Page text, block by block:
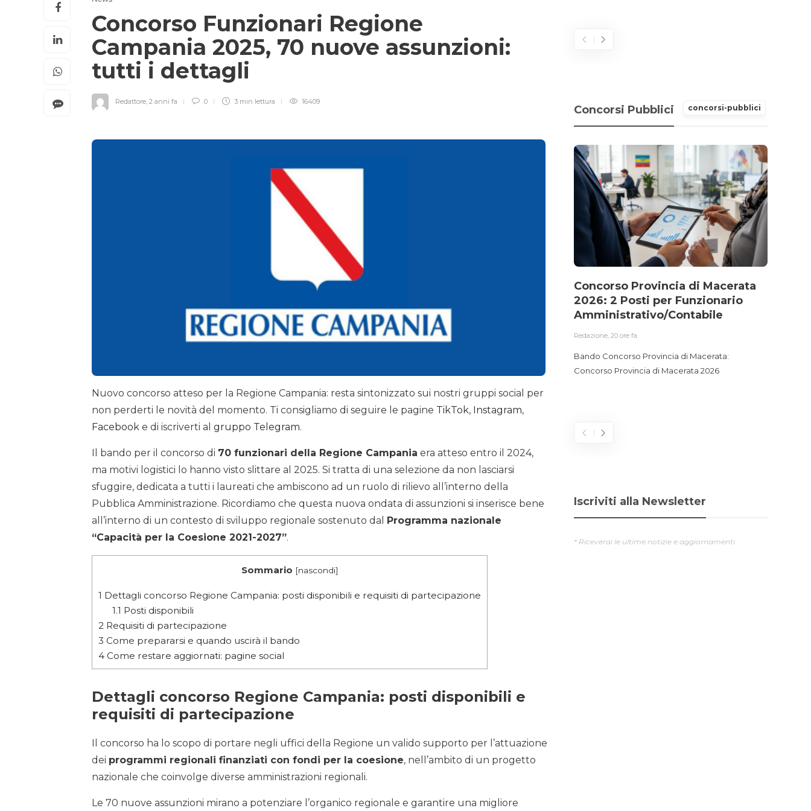
Concorso Funzionari Regione
Campania 2025, 70 nuove assunzioni:
tutti i dettagli
Redattore, 2 anni fa 0 3 min lettura 16409
Nuovo concorso atteso per la Regione Campania: resta sintonizzato sui nostri gruppi social per
non perderti le novità del momento. Ti consigliamo di seguire le pagine TikTok, Instagram,
Facebook e di iscriverti al gruppo Telegram.
Il bando per il concorso di 70 funzionari della Regione Campania era atteso entro il 2024,
ma motivi logistici lo hanno visto slittare al 2025. Si tratta di una selezione da non lasciarsi
sfuggire, dedicata a tutti i laureati che ambiscono ad un ruolo di rilievo all’interno della
Pubblica Amministrazione. Ricordiamo che questa nuova ondata di assunzioni si inserisce bene
all’interno di un contesto di sviluppo regionale sostenuto dal
Programma nazionale
“Capacità per la Coesione 2021-2027”.
Sommario [nascondi]
1 Dettagli concorso Regione Campania: posti disponibili e requisiti di partecipazione
1.1 Posti disponibili
2 Requisiti di partecipazione
3 Come prepararsi e quando uscirà il bando
4 Come restare aggiornati: pagine social
Dettagli concorso Regione Campania: posti disponibili e
requisiti di partecipazione
Il concorso ha lo scopo di portare negli uffici della Regione un valido supporto per l’attuazione
dei programmi regionali finanziati con fondi per la coesione, nell’ambito di un progetto
nazionale che coinvolge diverse amministrazioni regionali.
Le 70 nuove assunzioni mirano a potenziare l’organico regionale e garantire una migliore
Concorsi Pubblici concorsi-pubblici
Concorso Provincia di Macerata
2026: 2 Posti per Funzionario
Amministrativo/Contabile
Redazione,20 ore fa
Bando Concorso Provincia di Macerata:
Concorso Provincia di Macerata 2026
Iscriviti alla Newsletter
* Riceverai le ultime notizie e aggiornamenti